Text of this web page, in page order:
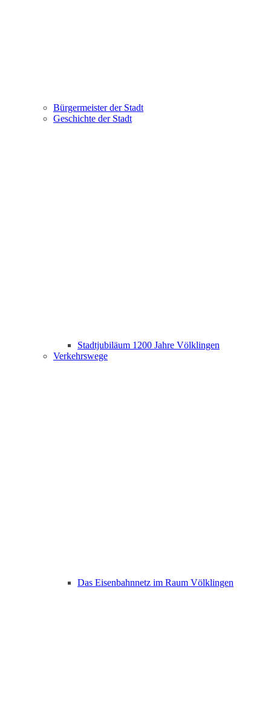
Bürgermeister der Stadt
Geschichte der Stadt
Stadtjubiläum 1200 Jahre Völklingen
Verkehrswege
Das Eisenbahnnetz im Raum Völklingen